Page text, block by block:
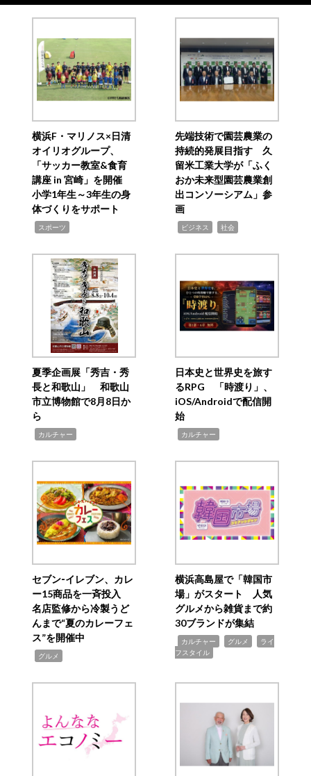
横浜F・マリノス×日清
オイリオグループ、
「サッカー教室&食育
講座 in 宮崎」を開催
小学1年生～3年生の身
体づくりをサポート
スポーツ
先端技術で園芸農業の
持続的発展目指す 久
留米工業大学が「ふく
おか未来型園芸農業創
出コンソーシアム」参
画
ビジネス 社会
夏季企画展「秀吉・秀
長と和歌山」 和歌山
市立博物館で8月8日か
ら
カルチャー
日本史と世界史を旅す
るRPG 「時渡り」、
iOS/Androidで配信開
始
カルチャー
セブン‐イレブン、カレ
ー15商品を一斉投入
名店監修から冷製うど
んまで“夏のカレーフェ
ス”を開催中
グルメ
横浜高島屋で「韓国市
場」がスタート 人気
グルメから雑貨まで約
30ブランドが集結
カルチャー グルメ
ライ
フスタイル